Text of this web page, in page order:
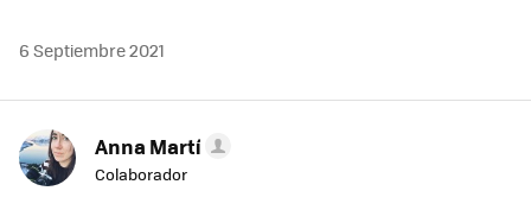
6 Septiembre 2021
Anna Martí
Colaborador